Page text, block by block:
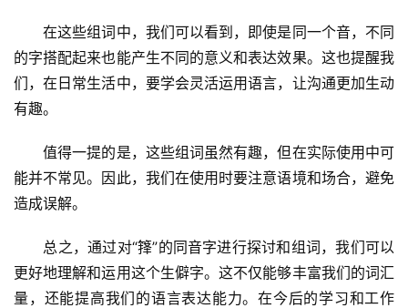
在这些组词中，我们可以看到，即使是同一个音，不同
的字搭配起来也能产生不同的意义和表达效果。这也提醒我
们，在日常生活中，要学会灵活运用语言，让沟通更加生动
有趣。
值得一提的是，这些组词虽然有趣，但在实际使用中可
能并不常见。因此，我们在使用时要注意语境和场合，避免
造成误解。
总之，通过对“箨”的同音字进行探讨和组词，我们可以
更好地理解和运用这个生僻字。这不仅能够丰富我们的词汇
量，还能提高我们的语言表达能力。在今后的学习和工作